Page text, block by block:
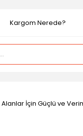
Kargom Nerede?
Alanlar İçin Güçlü ve